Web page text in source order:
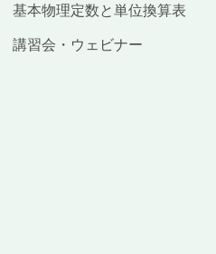
基本物理定数と単位換算表
講習会・ウェビナー